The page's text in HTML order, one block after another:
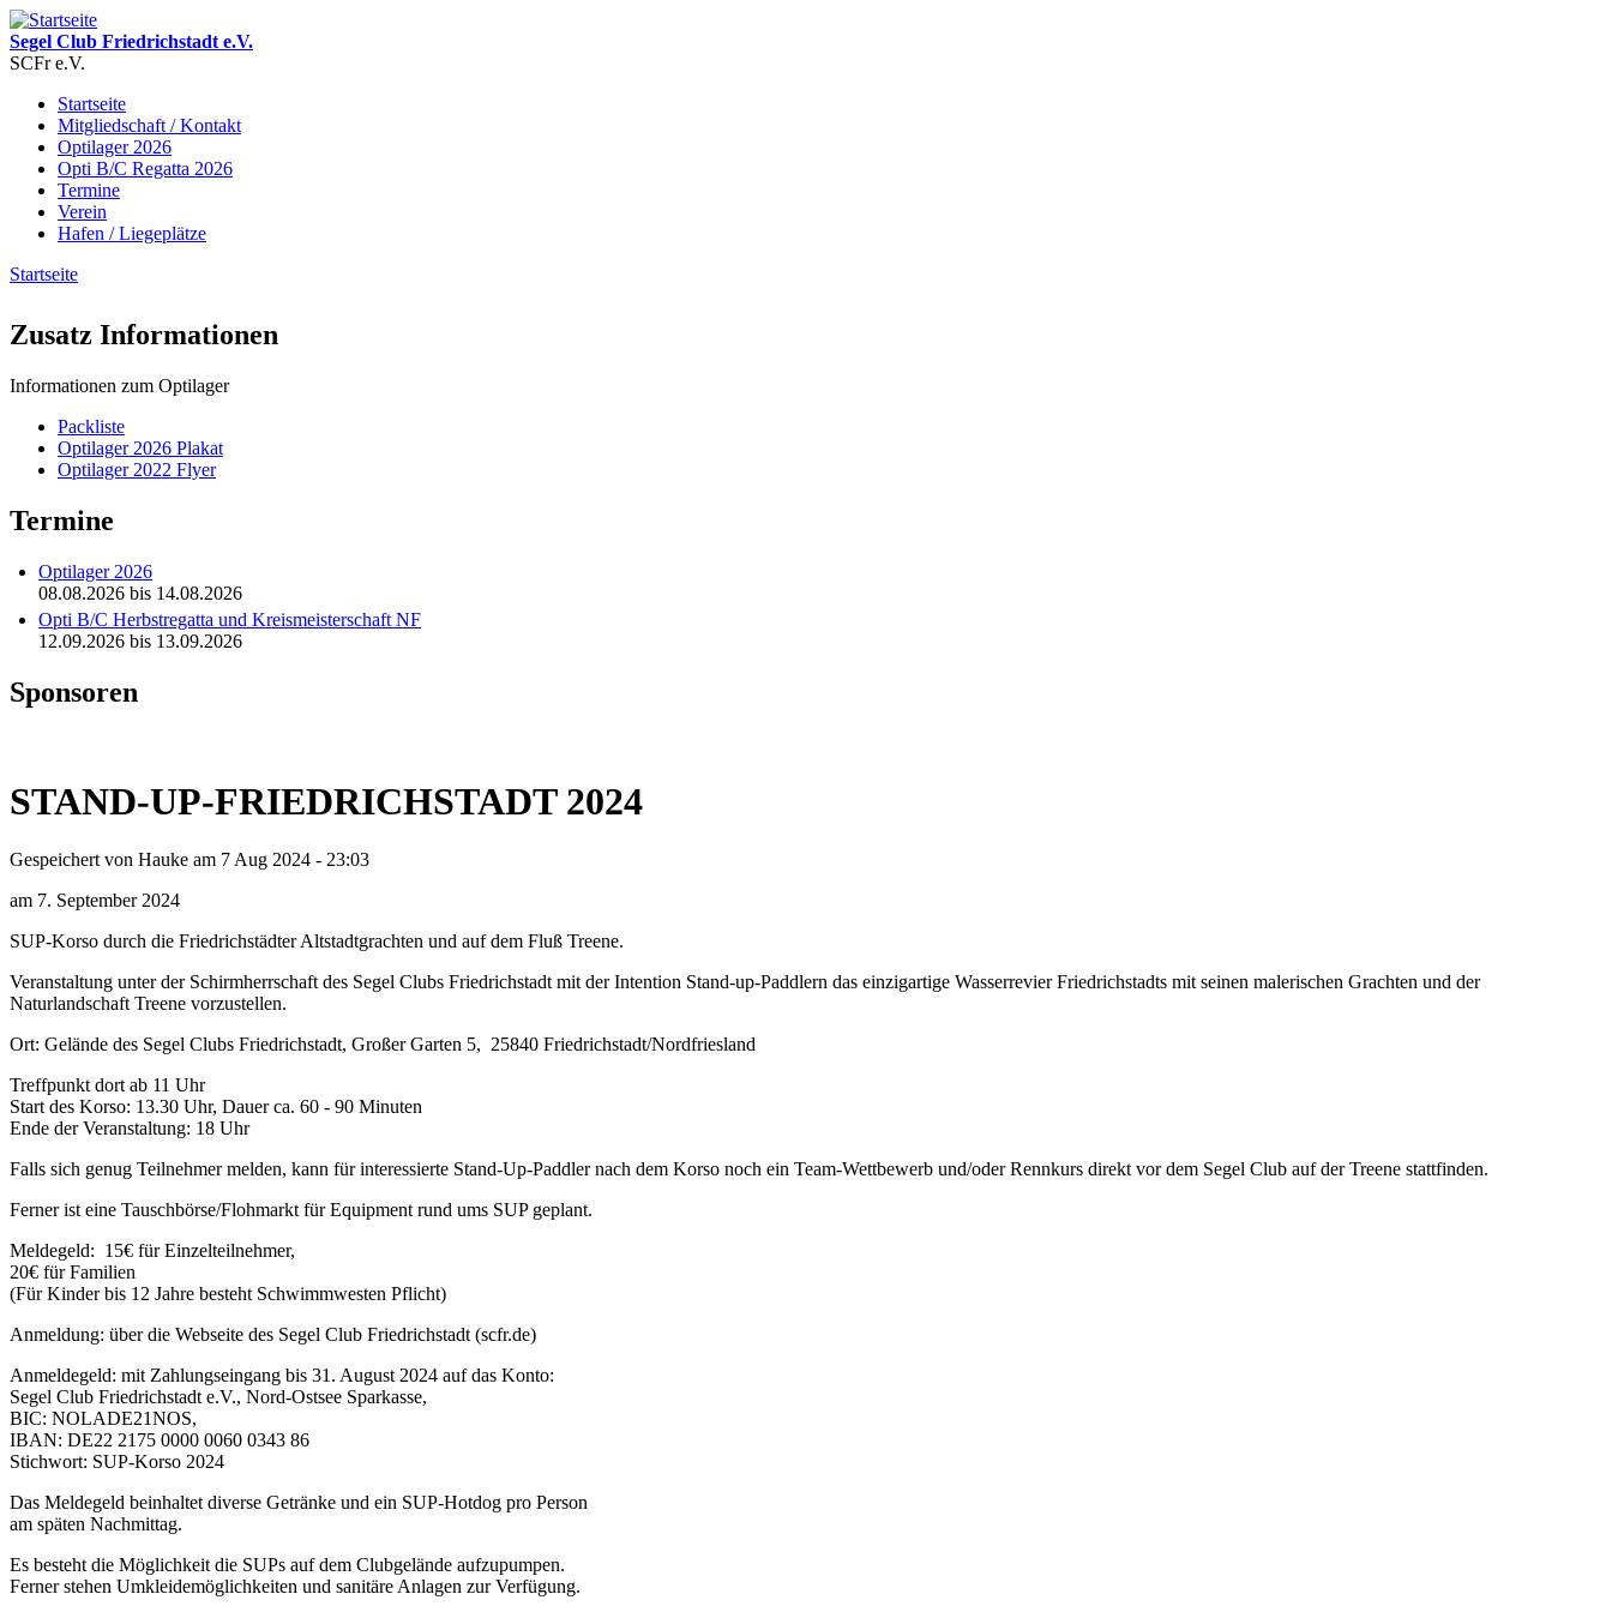
Direkt zum Inhalt
Segel Club Friedrichstadt e.V.
SCFr e.V.
Hauptmenü
Startseite
Mitgliedschaft / Kontakt
Optilager 2026
Opti B/C Regatta 2026
Termine
Verein
Hafen / Liegeplätze
Startseite
Zusatz Informationen
Informationen zum Optilager
Packliste
Optilager 2026 Plakat
Optilager 2022 Flyer
Termine
Optilager 2026
08.08.2026 bis 14.08.2026
Opti B/C Herbstregatta und Kreismeisterschaft NF
12.09.2026 bis 13.09.2026
Sponsoren
STAND-UP-FRIEDRICHSTADT 2024
Gespeichert von Hauke am 7 Aug 2024 - 23:03
am 7. September 2024
SUP-Korso durch die Friedrichstädter Altstadtgrachten und auf dem Fluß Treene.
Veranstaltung unter der Schirmherrschaft des Segel Clubs Friedrichstadt mit der Intention Stand-up-Paddlern das einzigartige Wasserrevier Friedrichstadts mit seinen malerischen Grachten und der
Naturlandschaft Treene vorzustellen.
Ort: Gelände des Segel Clubs Friedrichstadt, Großer Garten 5, 25840 Friedrichstadt/Nordfriesland
Treffpunkt dort ab 11 Uhr
Start des Korso: 13.30 Uhr, Dauer ca. 60 - 90 Minuten
Ende der Veranstaltung: 18 Uhr
Falls sich genug Teilnehmer melden, kann für interessierte Stand-Up-Paddler nach dem Korso noch ein Team-Wettbewerb und/oder Rennkurs direkt vor dem Segel Club auf der Treene stattfinden.
Ferner ist eine Tauschbörse/Flohmarkt für Equipment rund ums SUP geplant.
Meldegeld: 15€ für Einzelteilnehmer,
20€ für Familien
(Für Kinder bis 12 Jahre besteht Schwimmwesten Pflicht)
Anmeldung: über die Webseite des Segel Club Friedrichstadt (scfr.de)
Anmeldegeld: mit Zahlungseingang bis 31. August 2024 auf das Konto:
Segel Club Friedrichstadt e.V., Nord-Ostsee Sparkasse,
BIC: NOLADE21NOS,
IBAN: DE22 2175 0000 0060 0343 86
Stichwort: SUP-Korso 2024
Das Meldegeld beinhaltet diverse Getränke und ein SUP-Hotdog pro Person
am späten Nachmittag.
Es besteht die Möglichkeit die SUPs auf dem Clubgelände aufzupumpen.
Ferner stehen Umkleidemöglichkeiten und sanitäre Anlagen zur Verfügung.